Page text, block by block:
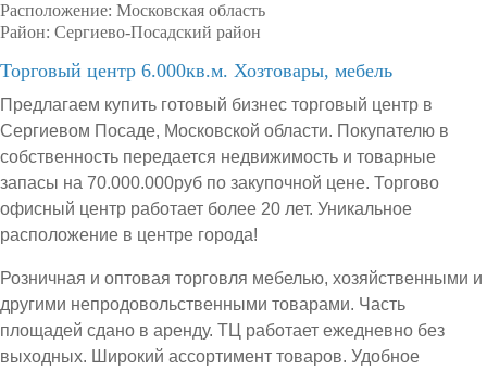
Расположение: Московская область
Район: Сергиево-Посадский район
Торговый центр 6.000кв.м. Хозтовары, мебель
Предлагаем купить готовый бизнес торговый центр в
Сергиевом Посаде, Московской области. Покупателю в
собственность передается недвижимость и товарные
запасы на 70.000.000руб по закупочной цене. Торгово
офисный центр работает более 20 лет. Уникальное
расположение в центре города!
Розничная и оптовая торговля мебелью, хозяйственными и
другими непродовольственными товарами. Часть
площадей сдано в аренду. ТЦ работает ежедневно без
выходных. Широкий ассортимент товаров. Удобное